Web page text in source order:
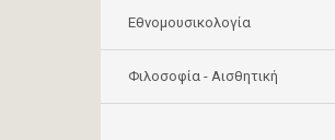
Εθνομουσικολογία
Φιλοσοφία - Αισθητική